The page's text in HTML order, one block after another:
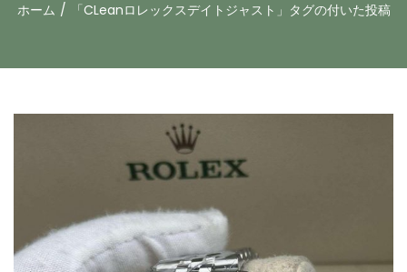
ホーム / 「CLeanロレックスデイトジャスト」タグの付いた投稿